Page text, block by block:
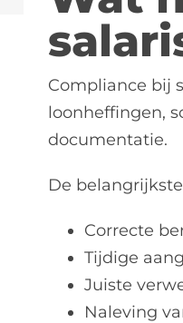
Compliance bij
loonheffingen,
documentatie.
De
Correcte
Tijdige
Juiste
Naleving